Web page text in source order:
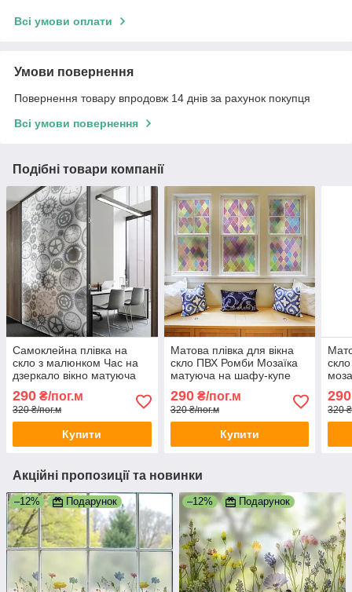
Всі умови оплати
Умови повернення
Повернення товару впродовж 14 днів за рахунок покупця
Всі умови повернення
Подібні товари компанії
Самоклейна плівка на
скло з малюнком Час на
дзеркало вікно матуюча
під піскоструй 1 пог.м
1000х1000 мм
290 ₴/пог.м
320 ₴/пог.м
Купити
Матова плівка для вікна
скло ПВХ Ромби Мозаїка
матуюча на шафу-купе
для дзеркала 1 пог.м
1000х1000 мм
290₴/пог.м
320 ₴/пог.м
Купити
на
290
320
Акційні пропозиції та новинки
–12% Подарунок –12% Подарунок